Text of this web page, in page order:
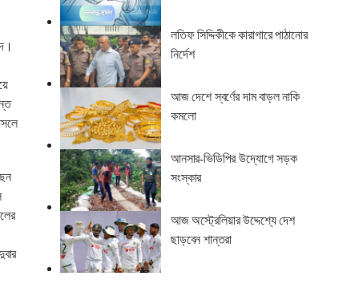
লতিফ সিদ্দিকীকে কারাগারে পাঠানোর
নির্দেশ
আজ দেশে স্বর্ণের দাম বাড়ল নাকি
কমলো
আনসার-ভিডিপির উদ্যোগে সড়ক
সংস্কার
আজ অস্ট্রেলিয়ার উদ্দেশ্যে দেশ
ছাড়বেন শান্তরা